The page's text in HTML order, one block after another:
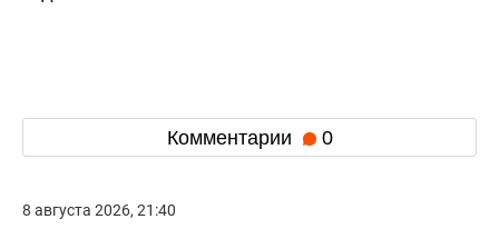
Комментарии 0
8 августа 2026, 21:40